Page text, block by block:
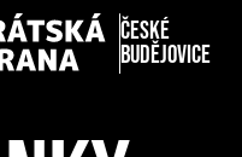
České
Budějovice